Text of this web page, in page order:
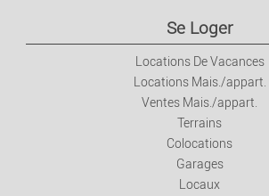
Se Loger
Locations De Vacances
Locations Mais./appart.
Ventes Mais./appart.
Terrains
Colocations
Garages
Locaux